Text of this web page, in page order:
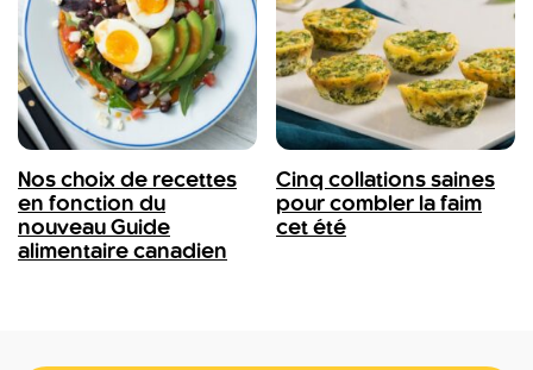
Nos choix de recettes
en fonction du
nouveau Guide
alimentaire canadien
Cinq collations saines
pour combler la faim
cet été